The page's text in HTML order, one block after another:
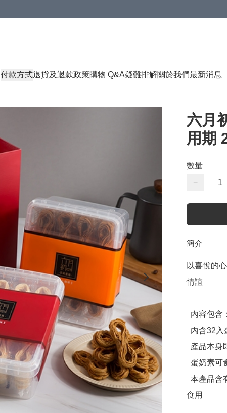
付款方式退貨及退款政策購物 Q&A疑難排解關於我們最新消息
六月
用期
數量
−
簡介
以喜悅的
情誼
食用